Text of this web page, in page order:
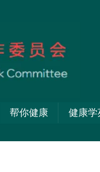
帮你健康 健康学